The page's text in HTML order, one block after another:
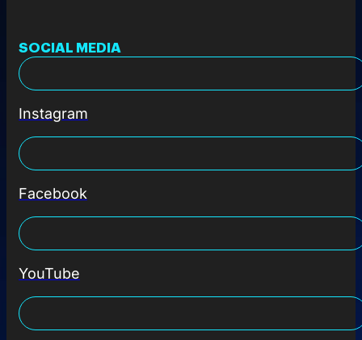
SOCIAL MEDIA
Instagram
Facebook
YouTube